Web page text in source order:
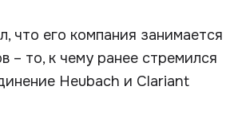
что его компания занимается
– то, к чему ранее стремился
Heubach и Clariant